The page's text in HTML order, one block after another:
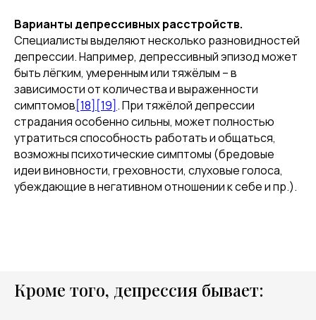
Варианты депрессивных расстройств.
Специалисты выделяют несколько разновидностей
депрессии. Например, депрессивный эпизод может
быть лёгким, умеренным или тяжёлым – в
зависимости от количества и выраженности
симптомов[18] [19] . При тяжёлой депрессии
страдания особенно сильны, может полностью
утратиться способность работать и общаться,
возможны психотические симптомы (бредовые
идеи виновности, греховности, слуховые голоса,
убеждающие в негативном отношении к себе и пр.).
Кроме того, депрессия бывает: